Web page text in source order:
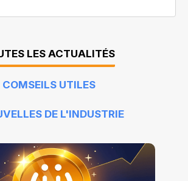
LES ACTUALITÉS
COMSEILS UTILES
DE L'INDUSTRIE